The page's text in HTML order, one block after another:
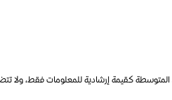
كقيمة إرشادية للمعلومات فقط، ولا